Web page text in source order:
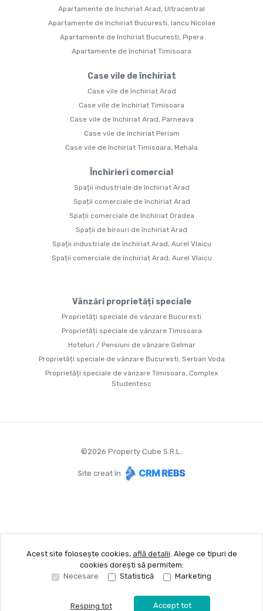
Apartamente de închiriat Arad, Ultracentral
Apartamente de închiriat Bucuresti, Iancu Nicolae
Apartamente de închiriat Bucuresti, Pipera
Apartamente de închiriat Timisoara
Case vile de închiriat
Case vile de închiriat Arad
Case vile de închiriat Timisoara
Case vile de închiriat Arad, Parneava
Case vile de închiriat Periam
Case vile de închiriat Timisoara, Mehala
Închirieri comercial
Spații industriale de închiriat Arad
Spații comerciale de închiriat Arad
Spații comerciale de închiriat Oradea
Spații de birouri de închiriat Arad
Spații industriale de închiriat Arad, Aurel Vlaicu
Spații comerciale de închiriat Arad, Aurel Vlaicu
Vânzări proprietăți speciale
Proprietăți speciale de vânzare Bucuresti
Proprietăți speciale de vânzare Timisoara
Hoteluri / Pensiuni de vânzare Gelmar
Proprietăți speciale de vânzare Bucuresti, Serban Voda
Proprietăți speciale de vânzare Timisoara, Complex
Studentesc
©2026 Property Cube S.R.L.
Site creat în
Acest site folosește cookies, află detalii. Alege ce tipuri de
cookies dorești să permitem:
Necesare
Statistică Marketing
Resping tot Accept tot